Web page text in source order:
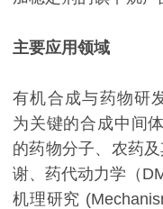
主要应用领域
有机合成与药物研
为关键的合成中间
的药物分子、农药
谢、药代动力学（
机理研究